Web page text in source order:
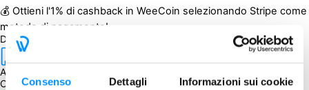
Consenso Dettagli Informazioni sui cookie
💰 Ottieni l'1% di cashback in WeeCoin selezionando Stripe come
metodo di pagamento!
Dettagli
Autore
C. Helme, B. Lundberg, B. Moncur, I. Tate